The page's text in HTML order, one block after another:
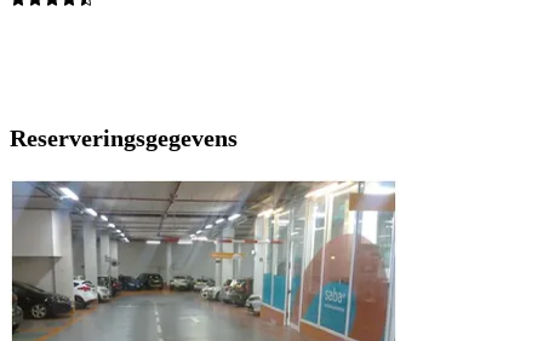
Reserveringsgegevens